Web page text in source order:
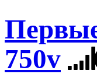
750v